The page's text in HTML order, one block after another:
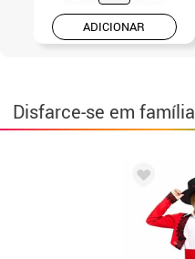
ADICIONAR
Disfarce-se em família